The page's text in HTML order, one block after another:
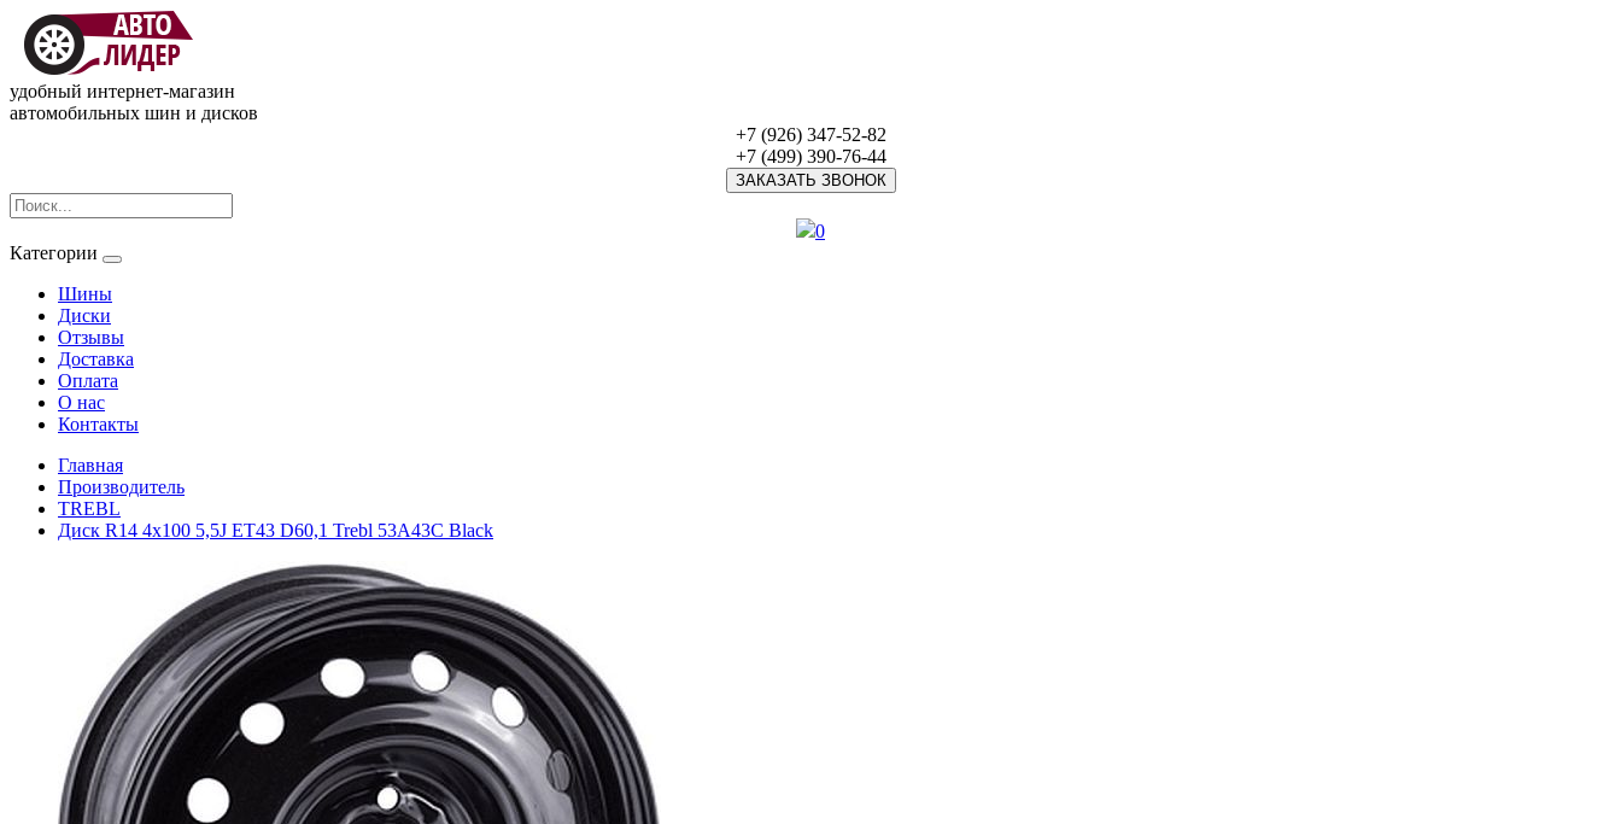
удобный интернет-магазин
автомобильных шин и дисков
+7 (926) 347-52-82
+7 (499) 390-76-44
ЗАКАЗАТЬ ЗВОНОК
0
Категории
Шины
Диски
Отзывы
Доставка
Оплата
О нас
Контакты
Главная
Производитель
TREBL
Диск R14 4x100 5,5J ET43 D60,1 Trebl 53A43C Black